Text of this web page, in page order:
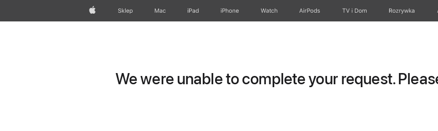
Apple Sklep Mac iPad iPhone Watch AirPods TV i Dom Rozrywka
We were unable to complete your request.